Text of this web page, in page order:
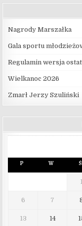
Nagrody Marszałka
Gala sportu
Regulamin wersja
Wielkanoc 2026
Zmarł Jerzy Szuliński
P W Ś
1
6 7
13 14